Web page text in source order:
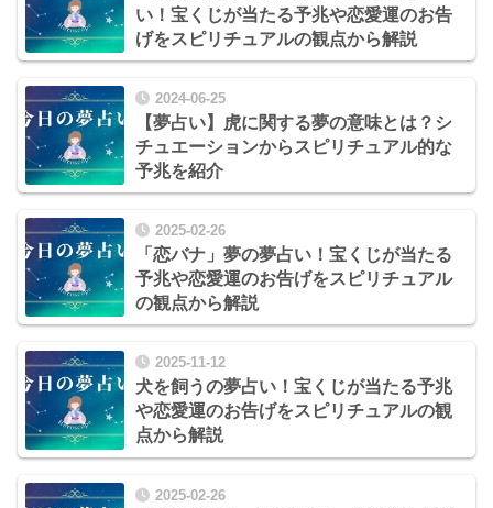
い！宝くじが当たる予兆や恋愛運のお告
げをスピリチュアルの観点から解説
2024-06-25
【夢占い】虎に関する夢の意味とは？シ
チュエーションからスピリチュアル的な
予兆を紹介
2025-02-26
「恋バナ」夢の夢占い！宝くじが当たる
予兆や恋愛運のお告げをスピリチュアル
の観点から解説
2025-11-12
犬を飼うの夢占い！宝くじが当たる予兆
や恋愛運のお告げをスピリチュアルの観
点から解説
2025-02-26